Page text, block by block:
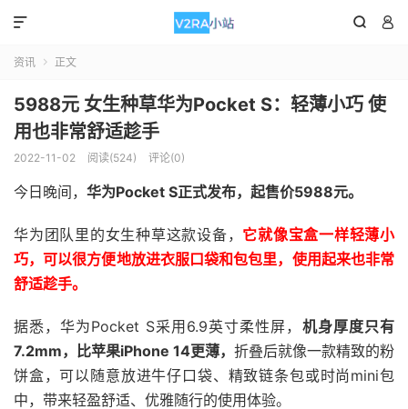
 

资讯  正文
5988元 女生种草华为Pocket S：轻薄小巧 使
用也非常舒适趁手
2022-11-02 阅读(524) 评论(0)
今日晚间， 华为Pocket S正式发布，起售价5988元。
华为团队里的女生种草这款设备， 它就像宝盒一样轻薄小
巧，可以很方便地放进衣服口袋和包包里，使用起来也非常
舒适趁手。
据悉，华为Pocket S采用6.9英寸柔性屏， 机身厚度只有
7.2mm，比苹果iPhone 14更薄， 折叠后就像一款精致的粉
饼盒，可以随意放进牛仔口袋、精致链条包或时尚mini包
中，带来轻盈舒适、优雅随行的使用体验。